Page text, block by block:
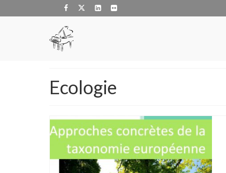
Ecologie